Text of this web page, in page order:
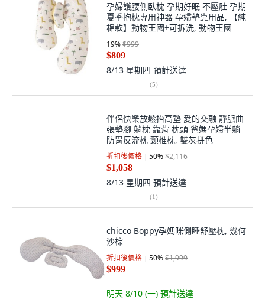
孕婦護腰側臥枕 孕期好眠 不壓肚 孕期
夏季抱枕專用神器 孕婦墊靠用品, 【純
棉款】動物王國+可拆洗, 動物王國
19%$999
$809
8/13 星期四 預計送達
(5)
伴侶快樂放鬆抬高墊 愛的交融 靜脈曲
張墊腳 躺枕 靠背 枕頭 爸媽孕婦半躺
防胃反流枕 頸椎枕, 雙灰拼色
折扣後價格 50%$2,116
$1,058
8/13 星期四 預計送達
(1)
chicco Boppy孕媽咪側睡舒壓枕, 幾何
沙棕
折扣後價格 50%$1,999
$999
明天 8/10 (一) 預計送達